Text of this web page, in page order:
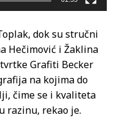
dok su stručni
Hečimović i Žaklina
Grafiti Becker
na kojima do
čime se i kvaliteta
razinu, rekao je.